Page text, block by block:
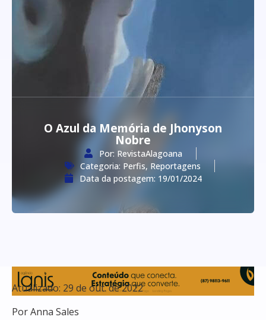
O Azul da Memória de Jhonyson
Nobre
Por: RevistaAlagoana
Categoria: Perfis, Reportagens
Data da postagem: 19/01/2024
Atualizado: 29 de out. de 2022
Por Anna Sales